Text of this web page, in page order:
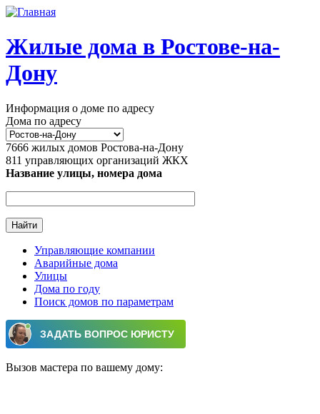
Перейти к основному содержанию
Жилые дома в Ростове-на-
Дону
Информация о доме по адресу
Дома по адресу
7666 жилых домов Ростова-на-Дону
811 управляющих организаций ЖКХ
Название улицы, номера дома
Главное меню
Управляющие компании
Аварийные дома
Улицы
Дома по году
Поиск домов по параметрам
Вызов мастера по вашему дому: